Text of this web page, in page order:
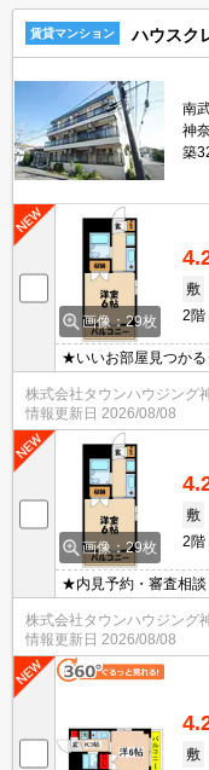
賃貸マンション ハウスク
南
神
築
画像：29枚
敷
2階
★いいお部屋見つかる
ご相談ください♪★
株式会社タウンハウジング
情報更新日 2026/08/08
画像：29枚
敷
2階
★内見予約・審査相
株式会社タウンハウジング
情報更新日 2026/08/08
敷